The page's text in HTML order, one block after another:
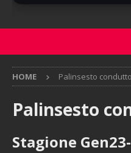
HOME Palinsesto
Palinsesto
Stagione